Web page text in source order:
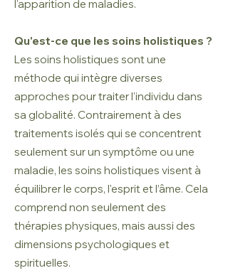
l'apparition de maladies.
Qu'est-ce que les soins holistiques ?
Les soins holistiques sont une
méthode qui intègre diverses
approches pour traiter l'individu dans
sa globalité. Contrairement à des
traitements isolés qui se concentrent
seulement sur un symptôme ou une
maladie, les soins holistiques visent à
équilibrer le corps, l'esprit et l’âme. Cela
comprend non seulement des
thérapies physiques, mais aussi des
dimensions psychologiques et
spirituelles.